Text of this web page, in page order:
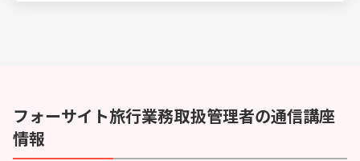
フォーサイト旅行業務取扱管理者の通信講座
情報